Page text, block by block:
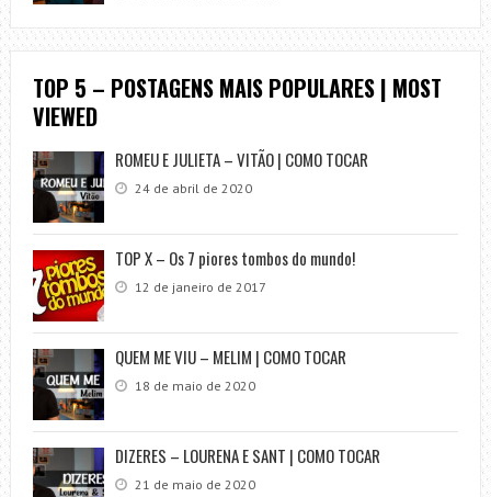
TOP 5 – POSTAGENS MAIS POPULARES | MOST
VIEWED
ROMEU E JULIETA – VITÃO | COMO TOCAR
24 de abril de 2020
TOP X – Os 7 piores tombos do mundo!
12 de janeiro de 2017
QUEM ME VIU – MELIM | COMO TOCAR
18 de maio de 2020
DIZERES – LOURENA E SANT | COMO TOCAR
21 de maio de 2020